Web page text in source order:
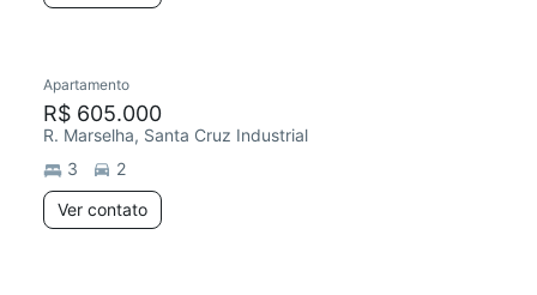
Apartamento
R$ 605.000
R. Marselha, Santa Cruz Industrial
3
2
Ver contato